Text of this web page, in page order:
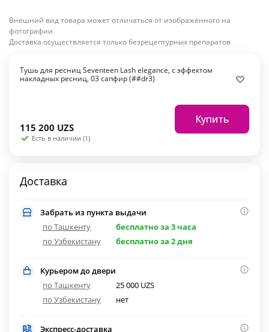
Внешний вид товара может отличаться от изображённого на
фотографии
Доставка осуществляется только безрецептурных препаратов
Тушь для ресниц Seventeen Lash elegance, с эффектом
накладных ресниц, 03 сапфир (##dr3)
115 200 UZS
Есть в наличии (1)
Купить
Доставка
Забрать из пункта выдачи
по Ташкенту
бесплатно за 3 часа
по Узбекистану
бесплатно за 2 дня
Курьером до двери
по Ташкенту
25 000 UZS
по Узбекистану
нет
Экспресс-доставка